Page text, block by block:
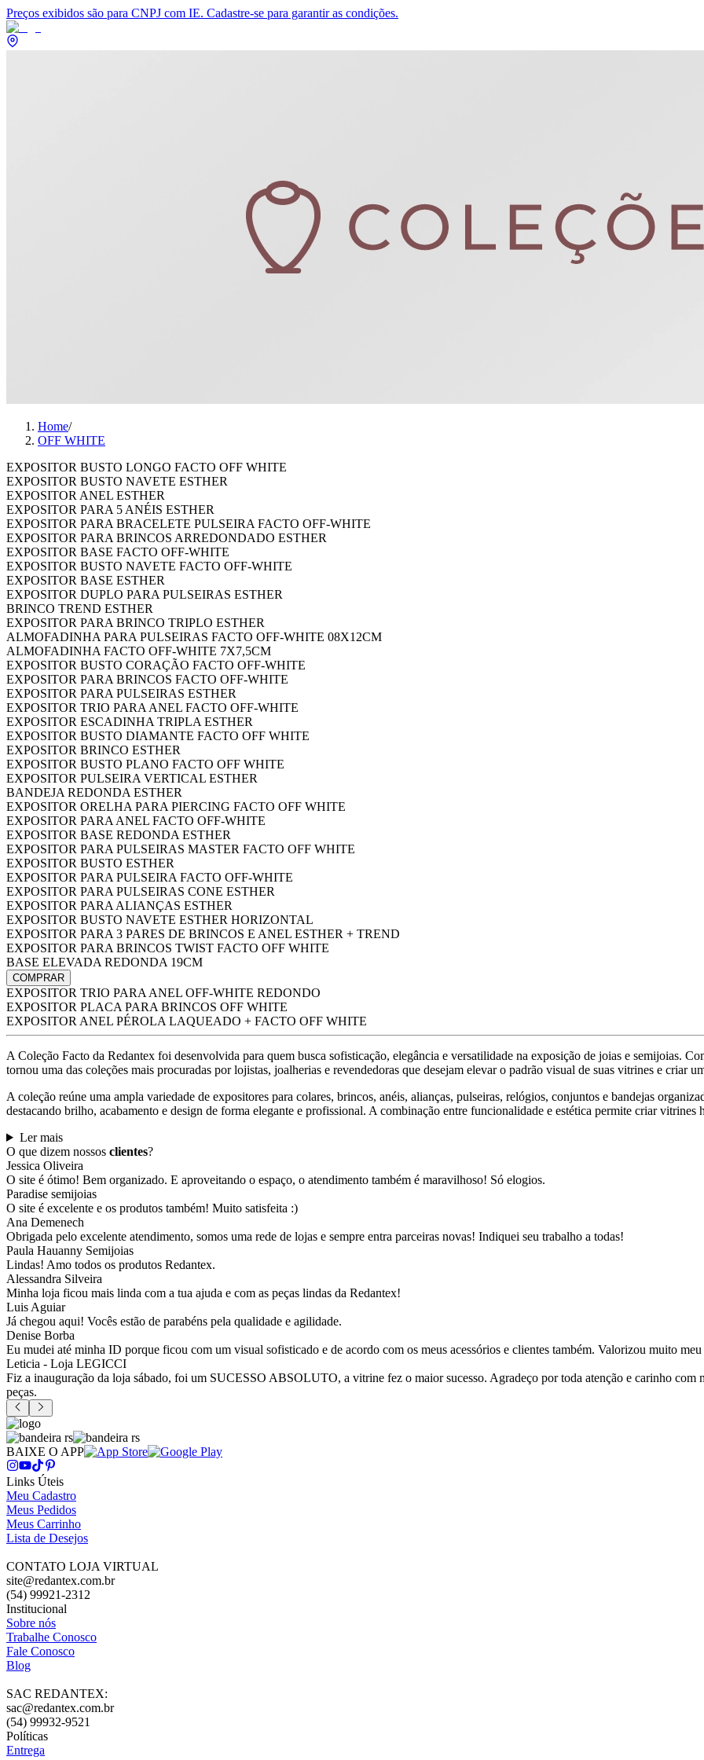
Preços exibidos são para CNPJ com IE. Cadastre-se para garantir as condições.
Home/
OFF WHITE
EXPOSITOR BUSTO LONGO FACTO OFF WHITE
EXPOSITOR BUSTO NAVETE ESTHER
EXPOSITOR ANEL ESTHER
EXPOSITOR PARA 5 ANÉIS ESTHER
EXPOSITOR PARA BRACELETE PULSEIRA FACTO OFF-WHITE
EXPOSITOR PARA BRINCOS ARREDONDADO ESTHER
EXPOSITOR BASE FACTO OFF-WHITE
EXPOSITOR BUSTO NAVETE FACTO OFF-WHITE
EXPOSITOR BASE ESTHER
EXPOSITOR DUPLO PARA PULSEIRAS ESTHER
BRINCO TREND ESTHER
EXPOSITOR PARA BRINCO TRIPLO ESTHER
ALMOFADINHA PARA PULSEIRAS FACTO OFF-WHITE 08X12CM
ALMOFADINHA FACTO OFF-WHITE 7X7,5CM
EXPOSITOR BUSTO CORAÇÃO FACTO OFF-WHITE
EXPOSITOR PARA BRINCOS FACTO OFF-WHITE
EXPOSITOR PARA PULSEIRAS ESTHER
EXPOSITOR TRIO PARA ANEL FACTO OFF-WHITE
EXPOSITOR ESCADINHA TRIPLA ESTHER
EXPOSITOR BUSTO DIAMANTE FACTO OFF WHITE
EXPOSITOR BRINCO ESTHER
EXPOSITOR BUSTO PLANO FACTO OFF WHITE
EXPOSITOR PULSEIRA VERTICAL ESTHER
BANDEJA REDONDA ESTHER
EXPOSITOR ORELHA PARA PIERCING FACTO OFF WHITE
EXPOSITOR PARA ANEL FACTO OFF-WHITE
EXPOSITOR BASE REDONDA ESTHER
EXPOSITOR PARA PULSEIRAS MASTER FACTO OFF WHITE
EXPOSITOR BUSTO ESTHER
EXPOSITOR PARA PULSEIRA FACTO OFF-WHITE
EXPOSITOR PARA PULSEIRAS CONE ESTHER
EXPOSITOR PARA ALIANÇAS ESTHER
EXPOSITOR BUSTO NAVETE ESTHER HORIZONTAL
EXPOSITOR PARA 3 PARES DE BRINCOS E ANEL ESTHER + TREND
EXPOSITOR PARA BRINCOS TWIST FACTO OFF WHITE
BASE ELEVADA REDONDA 19CM
COMPRAR
EXPOSITOR TRIO PARA ANEL OFF-WHITE REDONDO
EXPOSITOR PLACA PARA BRINCOS OFF WHITE
EXPOSITOR ANEL PÉROLA LAQUEADO + FACTO OFF WHITE
A Coleção Facto da Redantex foi desenvolvida para quem busca sofisticação, elegância e versatilidade na exposição de joias e semijoias.
tornou uma das coleções mais procuradas por lojistas, joalherias e revendedoras que desejam elevar o padrão visual de suas vitrines e criar
A coleção reúne uma ampla variedade de expositores para colares, brincos, anéis, alianças, pulseiras, relógios, conjuntos e bandejas
destacando brilho, acabamento e design de forma elegante e profissional. A combinação entre funcionalidade e estética permite criar vitrines
Ler mais
O que dizem nossos clientes?
Jessica Oliveira
O site é ótimo! Bem organizado. E aproveitando o espaço, o atendimento também é maravilhoso! Só elogios.
Paradise semijoias
O site é excelente e os produtos também! Muito satisfeita :)
Ana Demenech
Obrigada pelo excelente atendimento, somos uma rede de lojas e sempre entra parceiras novas! Indiquei seu trabalho a todas!
Paula Hauanny Semijoias
Lindas! Amo todos os produtos Redantex.
Alessandra Silveira
Minha loja ficou mais linda com a tua ajuda e com as peças lindas da Redantex!
Luis Aguiar
Já chegou aqui! Vocês estão de parabéns pela qualidade e agilidade.
Denise Borba
Eu mudei até minha ID porque ficou com um visual sofisticado e de acordo com os meus acessórios e clientes também. Valorizou muito meu
Leticia - Loja LEGICCI
Fiz a inauguração da loja sábado, foi um SUCESSO ABSOLUTO, a vitrine fez o maior sucesso. Agradeço por toda atenção e carinho com
peças.
BAIXE O APP
Links Úteis
Meu Cadastro
Meus Pedidos
Meus Carrinho
Lista de Desejos
CONTATO LOJA VIRTUAL
site@redantex.com.br
(54) 99921-2312
Institucional
Sobre nós
Trabalhe Conosco
Fale Conosco
Blog
SAC REDANTEX:
sac@redantex.com.br
(54) 99932-9521
Políticas
Entrega